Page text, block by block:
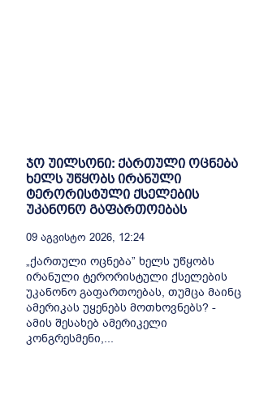
ჯო უილსონი: ქართული ოცნება
ხელს უწყობს ირანული
ტერორისტული ქსელების
უკანონო გაფართოებას
09 Აგვისტო 2026, 12:24
„ქართული ოცნება” ხელს უწყობს
ირანული ტერორისტული ქსელების
უკანონო გაფართოებას, თუმცა მაინც
ამერიკას უყენებს მოთხოვნებს? -
ამის შესახებ ამერიკელი
კონგრესმენი,...